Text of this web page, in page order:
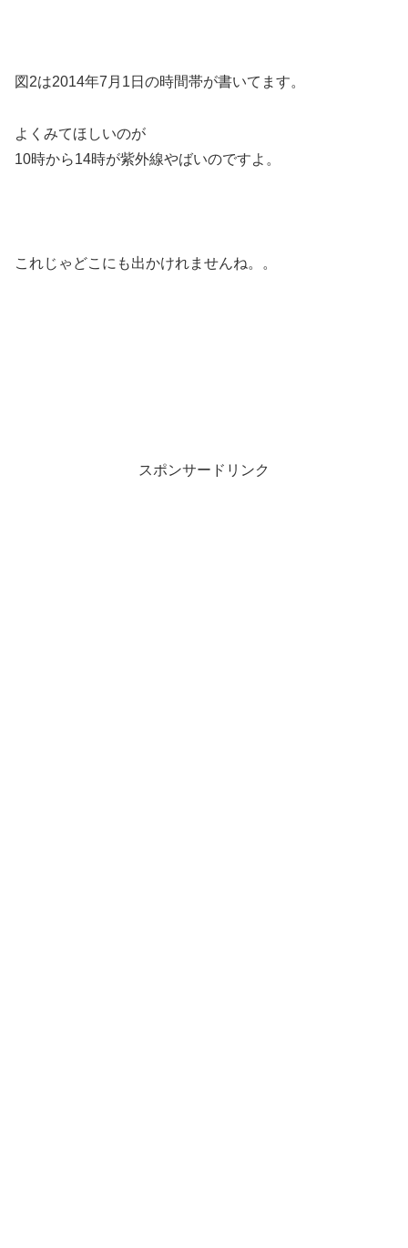
図2は2014年7月1日の時間帯が書いてます。
よくみてほしいのが
10時から14時が紫外線やばいのですよ。
これじゃどこにも出かけれませんね。。
スポンサードリンク